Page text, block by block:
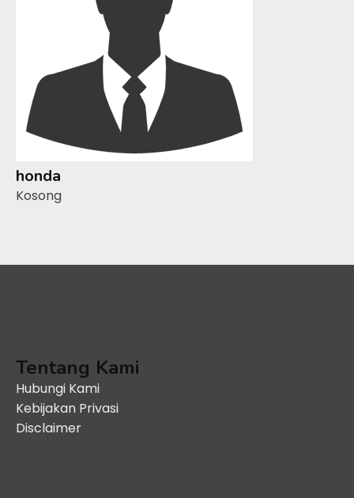
honda
Kosong
Tentang Kami
Hubungi Kami
Kebijakan Privasi
Disclaimer